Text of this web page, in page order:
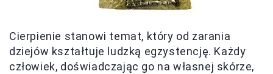
Cierpienie stanowi temat, który od zarania
dziejów kształtuje ludzką egzystencję. Każdy
człowiek, doświadczając go na własnej skórze,